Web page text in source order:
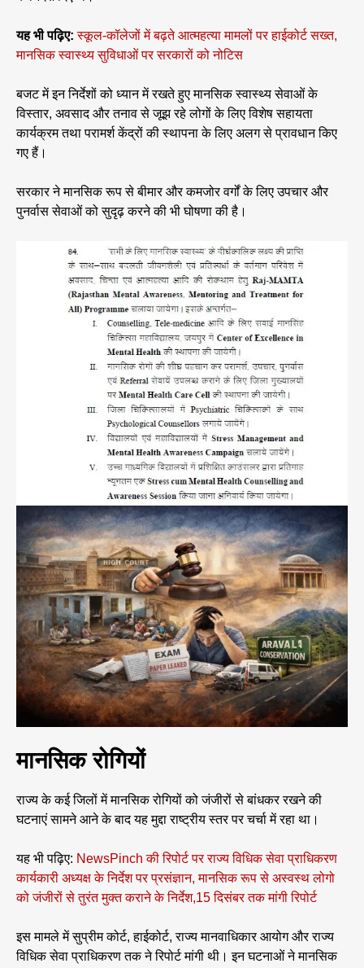
यह भी पढ़िए: स्कूल-कॉलेजों में बढ़ते आत्महत्या मामलों पर हाईकोर्ट सख्त,
मानसिक स्वास्थ्य सुविधाओं पर सरकारों को नोटिस
बजट में इन निर्देशों को ध्यान में रखते हुए मानसिक स्वास्थ्य सेवाओं के
विस्तार, अवसाद और तनाव से जूझ रहे लोगों के लिए विशेष सहायता
कार्यक्रम तथा परामर्श केंद्रों की स्थापना के लिए अलग से प्रावधान किए
गए हैं।
सरकार ने मानसिक रूप से बीमार और कमजोर वर्गों के लिए उपचार और
पुनर्वास सेवाओं को सुदृढ़ करने की भी घोषणा की है।
मानसिक रोगियों
राज्य के कई जिलों में मानसिक रोगियों को जंजीरों से बांधकर रखने की
घटनाएं सामने आने के बाद यह मुद्दा राष्ट्रीय स्तर पर चर्चा में रहा था।
यह भी पढ़िए: NewsPinch की रिपोर्ट पर राज्य विधिक सेवा प्राधिकरण
कार्यकारी अध्यक्ष के निर्देश पर प्रसंज्ञान, मानसिक रूप से अस्वस्थ लोगो
को जंजीरों से तुरंत मुक्त कराने के निर्देश,15 दिसंबर तक मांगी रिपोर्ट
इस मामले में सुप्रीम कोर्ट, हाईकोर्ट, राज्य मानवाधिकार आयोग और राज्य
विधिक सेवा प्राधिकरण तक ने रिपोर्ट मांगी थी। इन घटनाओं ने मानसिक